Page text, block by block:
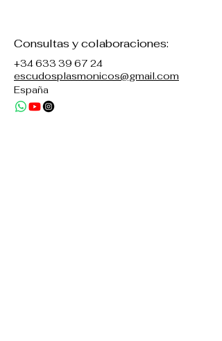
Consultas y colaboraciones:
+34 633 39 67 24
escudosplasmonicos@gmail.com
España